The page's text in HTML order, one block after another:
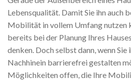
Lebensqualität. Damit Sie ihn auch
Mobilität in vollem Umfang nutzen
bereits bei der Planung Ihres
denken. Doch selbst dann, wenn Sie
Nachhinein barrierefrei gestalten
Möglichkeiten offen, die Ihre